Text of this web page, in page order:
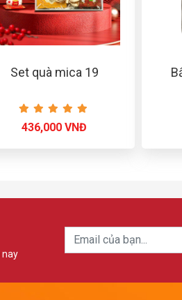
Set quà mica 19
436,000 VNĐ
nay